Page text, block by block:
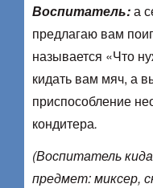
Воспитатель:а
предлагаю вам
называется «Что
кидать вам мяч, а
приспособление
кондитера.
(Воспитатель
предмет: миксер,